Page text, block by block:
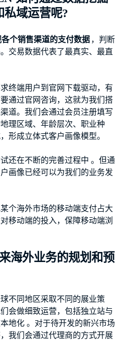
私域运营呢?
各个销售渠道的支付数据 ，判断
交易数据代表了最真实、最直
终端用户到官网下载驱动，有
通过官网咨询，这就为我们搭
道。我们会通过会员注册填写
理区域、年龄层次、职业种
形成立体式客户画像模型。
还在不断的完善过程中 。但通
画像已经可以为我们的业务发
个海外市场的移动端支付占大
移动端的投入，保障移动端浏
海外业务的规划和预
不同地区采取不同的展业策
会做细致运营，包括独立站与
地化 。对于待开发的新兴市场
我们会通过代理商的方式开展